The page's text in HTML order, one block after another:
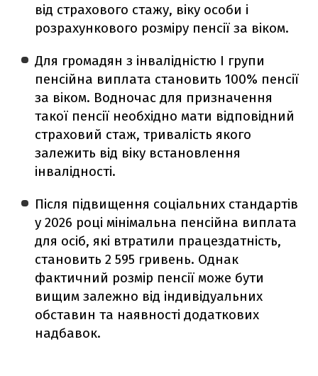
від страхового стажу, віку особи і
розрахункового розміру пенсії за віком.
Для громадян з інвалідністю І групи
пенсійна виплата становить 100% пенсії
за віком. Водночас для призначення
такої пенсії необхідно мати відповідний
страховий стаж, тривалість якого
залежить від віку встановлення
інвалідності.
Після підвищення соціальних стандартів
у 2026 році мінімальна пенсійна виплата
для осіб, які втратили працездатність,
становить 2 595 гривень. Однак
фактичний розмір пенсії може бути
вищим залежно від індивідуальних
обставин та наявності додаткових
надбавок.